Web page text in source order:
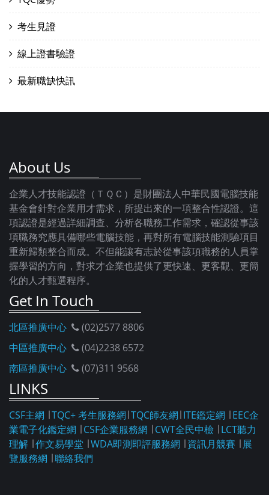
考生見證
線上證書驗證
最新職缺快訊
About Us
企業人才技能認證（ＴＱＣ）是財團法人中華民國電腦技能
基金會針對企業用才需求，所提出來的一項整合性認證。這
項認證是經過詳細調查、分析各職務工作需求，確認從事該
項職務究應具備哪些電腦技能，再對所有電腦技能測驗項目
重新歸類整合而成。不但能讓有志於從事該項職務的人員掌
握學習的方向，對求才企業也提供了更快速、更客觀、更簡
化的人才甄選程序。
Get In Touch
北區推廣中心
(02)2577 8806
中區推廣中心
(04)2238 6572
南區推廣中心
(07)311 9568
LINKS
CSF主網 ∣TQC+ 考生服務網∣TQC師友網∣ITE鑑定網 ∣EEC企
業電子化鑑定網 ∣CSF企業服務網 ∣CWT全民中檢 ∣LCT聽力
理解 ∣作文易學堂 ∣WDA即測即評服務網 ∣資訊月競賽 ∣ 展
覽服務網 ∣聯絡我們